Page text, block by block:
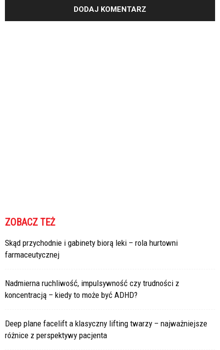
ZOBACZ TEŻ
Skąd przychodnie i gabinety biorą leki – rola hurtowni
farmaceutycznej
Nadmierna ruchliwość, impulsywność czy trudności z
koncentracją – kiedy to może być ADHD?
Deep plane facelift a klasyczny lifting twarzy – najważniejsze
różnice z perspektywy pacjenta